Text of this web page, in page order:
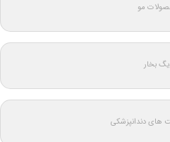
مو
بخار
های دندانپزشکی